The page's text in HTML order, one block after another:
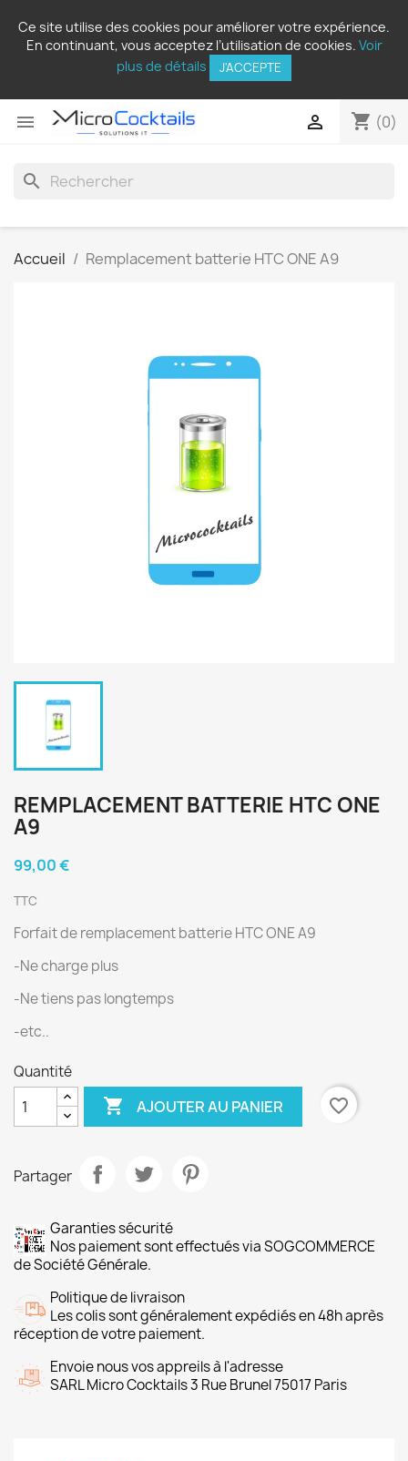
Ce site utilise des cookies pour améliorer votre expérience.
En continuant, vous acceptez l’utilisation de cookies. Voir
plus de détails
J'ACCEPTE
 shopping_cart (0)

search
Accueil Remplacement batterie HTC ONE A9
REMPLACEMENT BATTERIE HTC ONE
A9
99,00 €
TTC
Forfait de remplacement batterie HTC ONE A9
-Ne charge plus
-Ne tiens pas longtemps
-etc..
Quantité
 AJOUTER AU PANIER favorite_border
Partager
Garanties sécurité
Nos paiement sont effectués via SOGCOMMERCE
de Société Générale.
Politique de livraison
Les colis sont généralement expédiés en 48h après
réception de votre paiement.
Envoie nous vos appreils à l'adresse
SARL Micro Cocktails 3 Rue Brunel 75017 Paris